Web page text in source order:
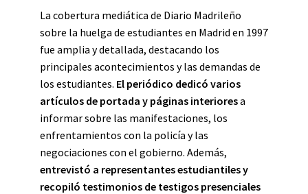
La cobertura mediática de Diario Madrileño
sobre la huelga de estudiantes en Madrid en 1997
fue amplia y detallada, destacando los
principales acontecimientos y las demandas de
los estudiantes. El periódico dedicó varios
artículos de portada y páginas interioresa
informar sobre las manifestaciones, los
enfrentamientos con la policía y las
negociaciones con el gobierno. Además,
entrevistó a representantes estudiantiles y
recopiló testimonios de testigos presenciales